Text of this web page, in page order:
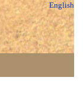
English